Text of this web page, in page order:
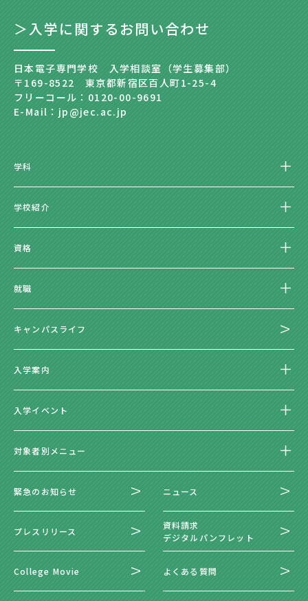
＞入学に関するお問い合わせ
日本電子専門学校 入学相談室（学生募集部）
〒169-8522 東京都新宿区百人町1-25-4
フリーコール：0120-00-9691
E-Mail：jp@jec.ac.jp
学科
学校紹介
資格
就職
キャンパスライフ
入学案内
入学イベント
対象者別メニュー
緊急のお知らせ ニュース
プレスリリース
資料請求
デジタルパンフレット
College Movie よくある質問